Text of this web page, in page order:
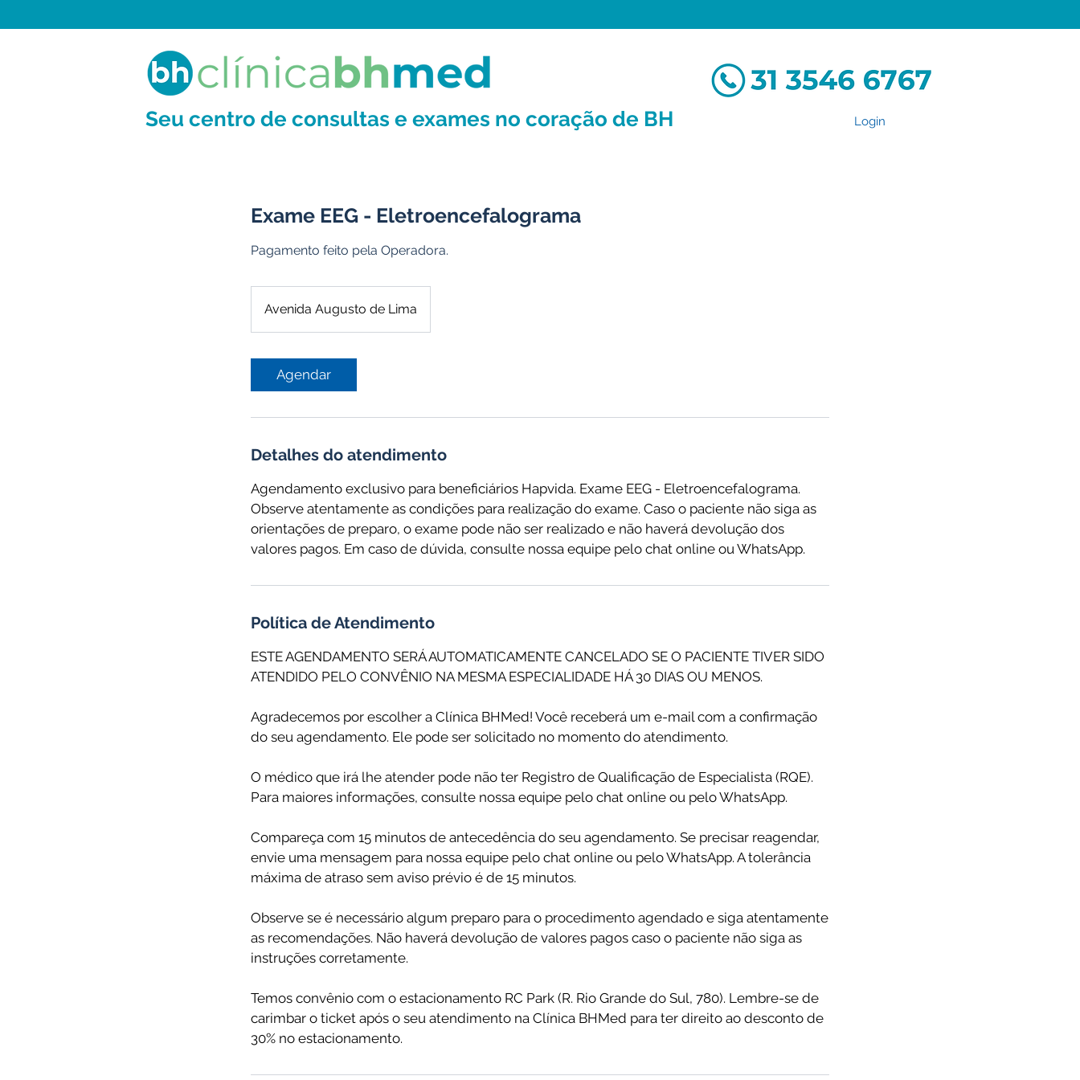
Seu centro de consultas e exames no coração de BH Login
Exame EEG - Eletroencefalograma
Pagamento feito pela Operadora.
Avenida Augusto de Lima
Agendar
Detalhes do atendimento
Agendamento exclusivo para beneficiários Hapvida. Exame EEG - Eletroencefalograma.
Observe atentamente as condições para realização do exame. Caso o paciente não siga as
orientações de preparo, o exame pode não ser realizado e não haverá devolução dos
valores pagos. Em caso de dúvida, consulte nossa equipe pelo chat online ou WhatsApp.
Política de Atendimento
ESTE AGENDAMENTO SERÁ AUTOMATICAMENTE CANCELADO SE O PACIENTE TIVER SIDO
ATENDIDO PELO CONVÊNIO NA MESMA ESPECIALIDADE HÁ 30 DIAS OU MENOS.
Agradecemos por escolher a Clínica BHMed! Você receberá um e-mail com a confirmação
do seu agendamento. Ele pode ser solicitado no momento do atendimento.
O médico que irá lhe atender pode não ter Registro de Qualificação de Especialista (RQE).
Para maiores informações, consulte nossa equipe pelo chat online ou pelo WhatsApp.
Compareça com 15 minutos de antecedência do seu agendamento. Se precisar reagendar,
envie uma mensagem para nossa equipe pelo chat online ou pelo WhatsApp. A tolerância
máxima de atraso sem aviso prévio é de 15 minutos.
Observe se é necessário algum preparo para o procedimento agendado e siga atentamente
as recomendações. Não haverá devolução de valores pagos caso o paciente não siga as
instruções corretamente.
Temos convênio com o estacionamento RC Park (R. Rio Grande do Sul, 780). Lembre-se de
carimbar o ticket após o seu atendimento na Clínica BHMed para ter direito ao desconto de
30% no estacionamento.